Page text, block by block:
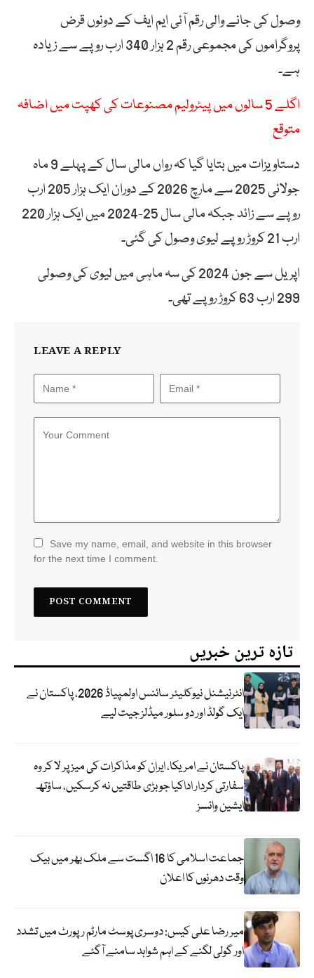
وصول کی جانے والی رقم آئی ایم ایف کے دونوں قرض
پروگراموں کی مجموعی رقم 2 ہزار 340 ارب روپے سے زیادہ
ہے۔
اگلے 5 سالوں میں پیٹرولیم مصنوعات کی کھپت میں اضافہ
متوقع
دستاویزات میں بتایا گیا کہ رواں مالی سال کے پہلے 9 ماہ
جولائی 2025 سے مارچ 2026 کے دوران ایک ہزار 205 ارب
روپے سے زائد جبکہ مالی سال 25-2024 میں ایک ہزار 220
ارب 21 کروڑ روپے لیوی وصول کی گئی۔
اپریل سے جون 2024 کی سہ ماہی میں لیوی کی وصولی
299 ارب 63 کروڑ روپے تھی۔
LEAVE A REPLY
Save my name, email, and website in this browser
for the next time I comment.
تازہ ترین خبریں
انٹرنیشنل نیوکلیئر سائنس اولمپیاڈ 2026، پاکستان نے
ایک گولڈ اور دو سلور میڈلز جیت لیے
پاکستان نے امریکا، ایران کو مذاکرات کی میز پر لا کر وہ
سفارتی کردار اداکیا جو بڑی طاقتیں نہ کرسکیں، ساؤتھ
ایشین وائسز
جماعت اسلامی کا 16 اگست سے ملک بھر میں بیک
وقت دھرنوں کا اعلان
میر رضا علی کیس: دوسری پوسٹ مارٹم رپورٹ میں تشدد
اور گولی لگنے کے اہم شواہد سامنے آگئے